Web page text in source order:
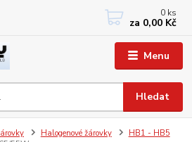
Menu
Hledat
+420 733767377
PO-PÁ: 8 - 12, 13 - 17
0 ks
za 0,00 Kč
Halogenové žárovky
HB1 - HB5